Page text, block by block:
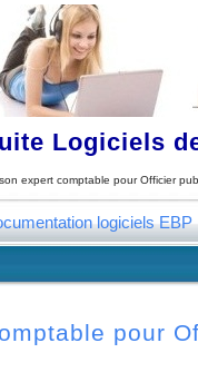
Logiciels
expert comptable pour Officier
logiciels EBP
pour